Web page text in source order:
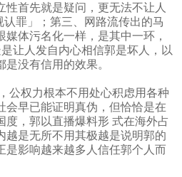
性首先就是疑问，更无法不让人
认罪」；第三、网路流传出的马
体污名化一样，是其中一环，
让人发自内心相信郭是坏人，以
没有信用的效果。
公权力根本不用处心积虑用各种
会早已能证明真伪，但恰恰是在
度，郭以直播爆料形 式在海外占
越是无所不用其极越是说明郭的
是影响越来越多人信任郭个人而